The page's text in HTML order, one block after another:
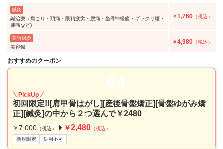
鍼灸
鍼治療（肩こり・頭痛・眼精疲労・腰痛・坐骨神経痛・ギックリ腰・
膝痛など)
￥1,760 （税込）
美容鍼灸
美容鍼
￥4,980 （税込）
おすすめのクーポン
64
PickUp
初回限定‼︎[肩甲骨はがし][産後骨盤矯正][骨盤ゆがみ矯
正][鍼灸]の中から２つ選んで￥2480
￥ 7,000 （税込） ￥2,480 （税込）
新規限定
併用不可